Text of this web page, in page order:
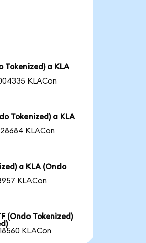
Tokenized) a KLA
KLACon
Tokenized) a KLA
KLACon
a KLA (Ondo
KLACon
(Ondo Tokenized)
KLACon